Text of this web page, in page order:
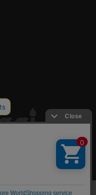
安委員会 第303311606477号
Jiraffe Inc.